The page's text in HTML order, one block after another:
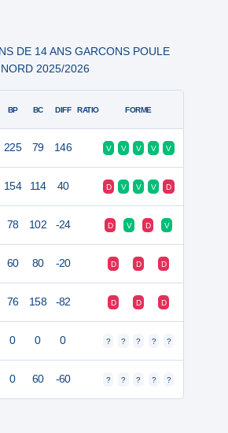
DE 14 ANS GARCONS POULE
2025/2026
BP BC DIFF RATIO FORME
225 79 146 V V V V V
154 114 40 D V V V D
78 102 -24 D V D V
60 80 -20 D D D
76 158 -82 D D D
0 0 0 ? ? ? ? ?
0 60 -60 ? ? ? ? ?